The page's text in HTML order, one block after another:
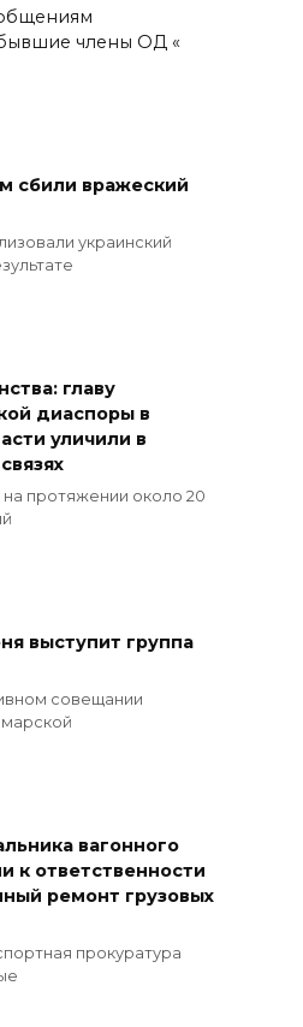
члены ОД «
сбили вражеский
украинский
главу
диаспоры в
уличили в
протяжении около 20
выступит группа
совещании
вагонного
к ответственности
ремонт грузовых
прокуратура